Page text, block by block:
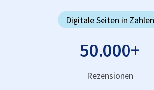
Digitale Seiten in Zahlen
50.000+
Rezensionen